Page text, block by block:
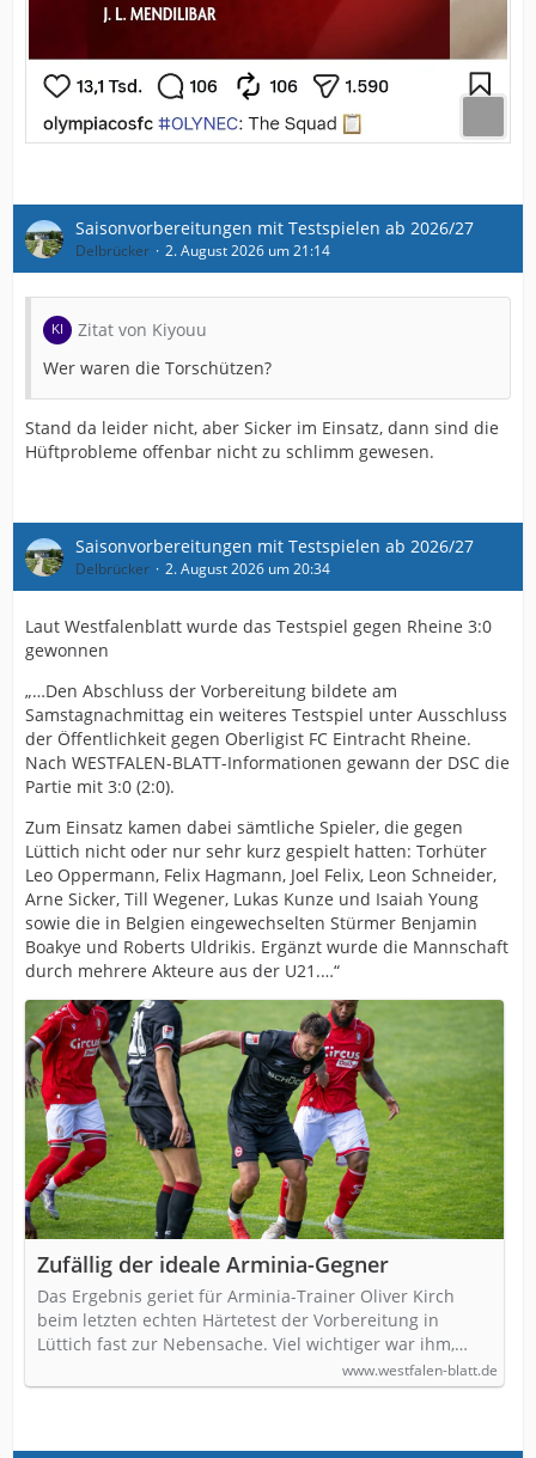
Saisonvorbereitungen mit Testspielen ab 2026/27
Delbrücker 2. August 2026 um 21:14
Zitat von Kiyouu
Wer waren die Torschützen?
Stand da leider nicht, aber Sicker im Einsatz, dann sind die
Hüftprobleme offenbar nicht zu schlimm gewesen.
Saisonvorbereitungen mit Testspielen ab 2026/27
Delbrücker 2. August 2026 um 20:34
Laut Westfalenblatt wurde das Testspiel gegen Rheine 3:0
gewonnen
„…Den Abschluss der Vorbereitung bildete am
Samstagnachmittag ein weiteres Testspiel unter Ausschluss
der Öffentlichkeit gegen Oberligist FC Eintracht Rheine.
Nach WESTFALEN-BLATT-Informationen gewann der DSC die
Partie mit 3:0 (2:0).
Zum Einsatz kamen dabei sämtliche Spieler, die gegen
Lüttich nicht oder nur sehr kurz gespielt hatten: Torhüter
Leo Oppermann, Felix Hagmann, Joel Felix, Leon Schneider,
Arne Sicker, Till Wegener, Lukas Kunze und Isaiah Young
sowie die in Belgien eingewechselten Stürmer Benjamin
Boakye und Roberts Uldrikis. Ergänzt wurde die Mannschaft
durch mehrere Akteure aus der U21.…“
Zufällig der ideale Arminia-Gegner
Das Ergebnis geriet für Arminia-Trainer Oliver Kirch
beim letzten echten Härtetest der Vorbereitung in
Lüttich fast zur Nebensache. Viel wichtiger war ihm,…
www.westfalen-blatt.de